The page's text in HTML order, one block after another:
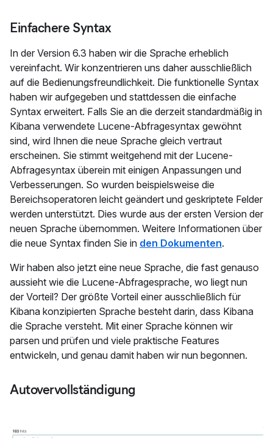
Einfachere Syntax
In der Version 6.3 haben wir die Sprache erheblich
vereinfacht. Wir konzentrieren uns daher ausschließlich
auf die Bedienungsfreundlichkeit. Die funktionelle Syntax
haben wir aufgegeben und stattdessen die einfache
Syntax erweitert. Falls Sie an die derzeit standardmäßig in
Kibana verwendete Lucene-Abfragesyntax gewöhnt
sind, wird Ihnen die neue Sprache gleich vertraut
erscheinen. Sie stimmt weitgehend mit der Lucene-
Abfragesyntax überein mit einigen Anpassungen und
Verbesserungen. So wurden beispielsweise die
Bereichsoperatoren leicht geändert und geskriptete Felder
werden unterstützt. Dies wurde aus der ersten Version der
neuen Sprache übernommen. Weitere Informationen über
die neue Syntax finden Sie in den Dokumenten.
Wir haben also jetzt eine neue Sprache, die fast genauso
aussieht wie die Lucene-Abfragesprache, wo liegt nun
der Vorteil? Der größte Vorteil einer ausschließlich für
Kibana konzipierten Sprache besteht darin, dass Kibana
die Sprache versteht. Mit einer Sprache können wir
parsen und prüfen und viele praktische Features
entwickeln, und genau damit haben wir nun begonnen.
Autovervollständigung